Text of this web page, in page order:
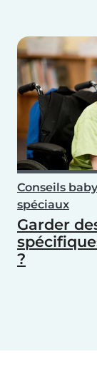
Conseils
spéciaux
Garder
?